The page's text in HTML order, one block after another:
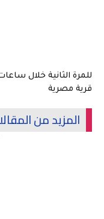
قرية مصرية
المزيد من